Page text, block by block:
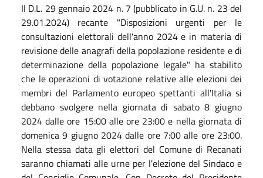
Il D.L. 29 gennaio 2024 n. 7 (pubblicato in G.U. n. 23 del
29.01.2024) recante "Disposizioni urgenti per le
consultazioni elettorali dell'anno 2024 e in materia di
revisione delle anagrafi della popolazione residente e di
determinazione della popolazione legale" ha stabilito
che le operazioni di votazione relative alle elezioni dei
membri del Parlamento europeo spettanti all'Italia si
debbano svolgere nella giornata di sabato 8 giugno
2024 dalle ore 15:00 alle ore 23:00 e nella giornata di
domenica 9 giugno 2024 dalle ore 7:00 alle ore 23:00.
Nella stessa data gli elettori del Comune di Recanati
saranno chiamati alle urne per l'elezione del Sindaco e